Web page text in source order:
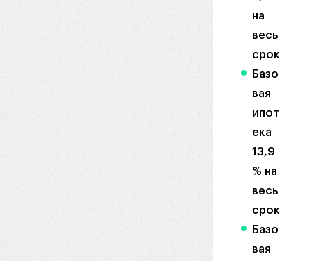
на
весь
срок
Базо
вая
ипот
ека
13,9
% на
весь
срок
Базо
вая